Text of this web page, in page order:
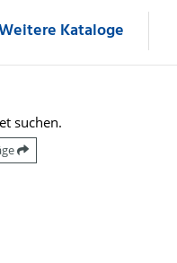
Kataloge
suchen.